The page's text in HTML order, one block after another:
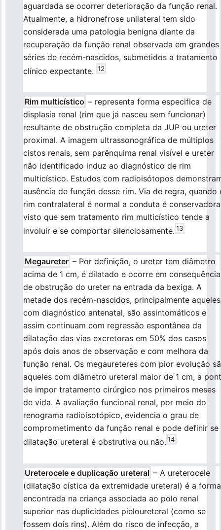
aguardada se ocorrer deterioração da função renal.
Atualmente, a hidronefrose unilateral tem sido
considerada uma patologia benigna diante da
recuperação da função renal observada em grandes
séries de recém-nascidos, submetidos a tratamento
clínico expectante. 12
Rim multicístico – representa forma especifica de
displasia renal (rim que já nasceu sem funcionar)
resultante de obstrução completa da JUP ou ureter
proximal. A imagem ultrassonográfica de múltiplos
cistos renais, sem parênquima renal visível e ureter
não identificado induz ao diagnóstico de rim
multicístico. Estudos com radioisótopos
ausência de função desse rim. Via de regra, quando
rim contralateral é normal a conduta é
visto que sem tratamento rim multicístico tende a
involuir e se comportar silenciosamente. 13
Megaureter – Por definição, o ureter tem diâmetro
acima de 1 cm, é dilatado e ocorre em consequência
de obstrução do ureter na entrada da bexiga. A
metade dos recém-nascidos, principalmente aqueles
com diagnóstico antenatal, são assintomáticos e
assim continuam com regressão espontânea da
dilatação das vias excretoras em 50% dos casos
após dois anos de observação e com melhora da
função renal. Os megaureteres com pior evolução
aqueles com diâmetro ureteral maior de 1 cm, a
de impor tratamento cirúrgico nos primeiros meses
de vida. A avaliação funcional renal, por meio do
renograma radioisotópico, evidencia o grau de
comprometimento da função renal e pode definir se
dilatação ureteral é obstrutiva ou não. 14
Ureterocele e duplicação ureteral – A ureterocele
(dilatação cística da extremidade ureteral) é a forma
encontrada na criança associada ao polo renal
superior nas duplicidades pieloureteral (como se
fossem dois rins). Além do risco de infecção, a